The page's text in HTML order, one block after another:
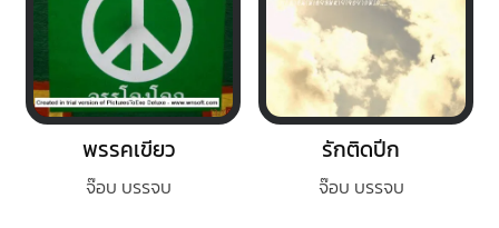
พรรคเขียว
จ๊อบ บรรจบ
รักติดปีก
จ๊อบ บรรจบ